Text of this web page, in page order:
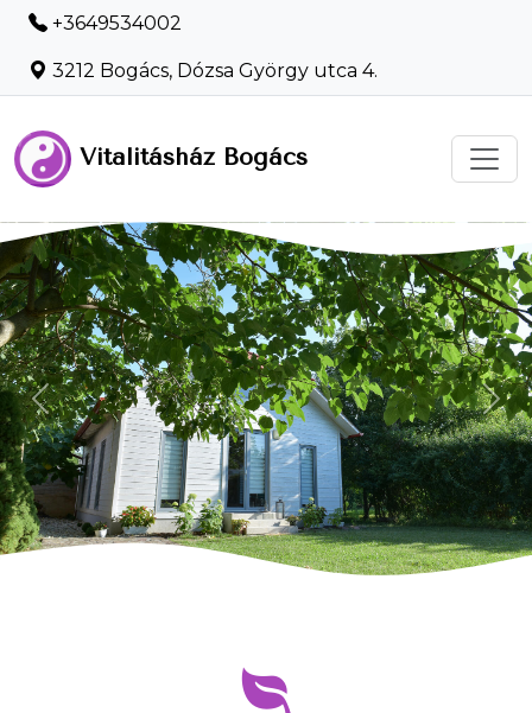
+3649534002
3212 Bogács, Dózsa György utca 4.
Vitalitásház Bogács
-
Previous